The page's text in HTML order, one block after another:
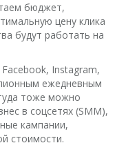
бюджет,
цену клика
будут работать на
Instagram,
ежедневным
тоже можно
в соцсетях (SMM),
кампании,
стоимости.